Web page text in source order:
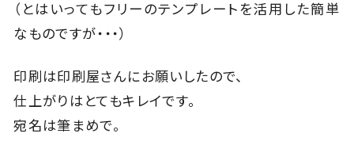
（とはいってもフリーのテンプレートを活用した簡単
なものですが・・・）
印刷は印刷屋さんにお願いしたので、
仕上がりはとてもキレイです。
宛名は筆まめで。